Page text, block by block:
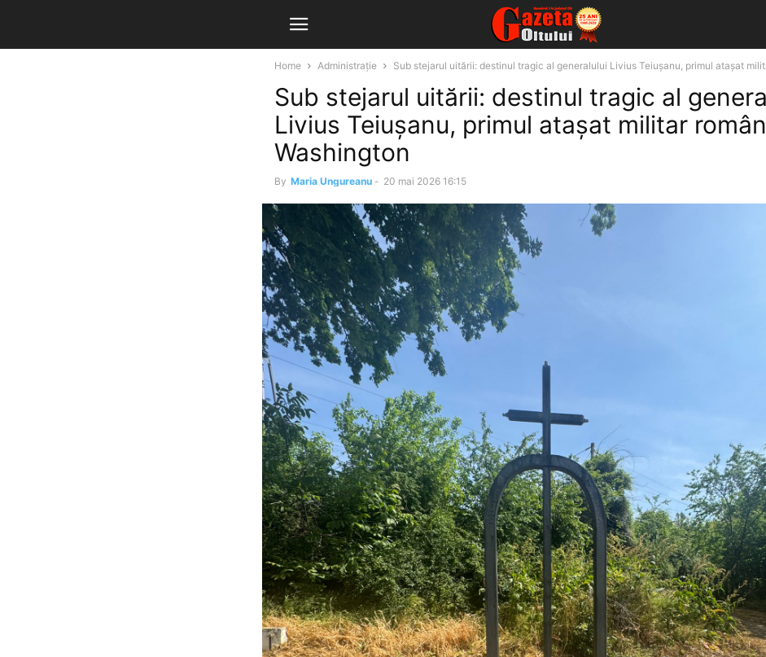
Home Administrație Sub stejarul uitării: destinul tragic al generalului Livius Teiușanu, primul atașat
Sub stejarul uitării: destinul tragic al
Livius Teiușanu, primul atașat militar
Washington
By Maria Ungureanu - 20 mai 2026 16:15